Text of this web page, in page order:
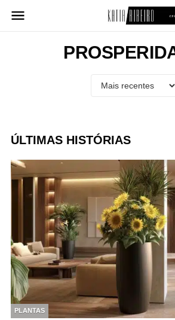
para
ÚLTIMAS HISTÓRIAS
PLANTAS